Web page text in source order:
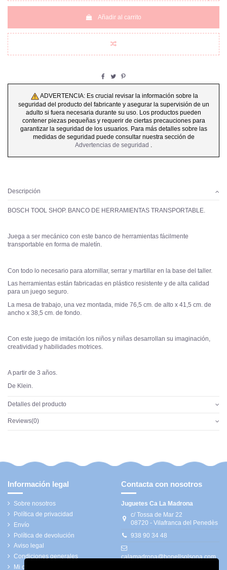
Añadir al carrito
ADVERTENCIA: Es crucial revisar la información sobre la
seguridad del producto del fabricante y asegurar la supervisión de un
adulto si fuera necesaria durante su uso. Los productos pueden
contener piezas pequeñas y requerir de ciertas precauciones para
garantizar la seguridad de los usuarios. Para más detalles sobre las
medidas de seguridad puede consultar nuestra sección de
Advertencias de seguridad .
Descripción
BOSCH TOOL SHOP. BANCO DE HERRAMIENTAS TRANSPORTABLE.
Juega a ser mecánico con este banco de herramientas fácilmente
transportable en forma de maletín.
Con todo lo necesario para atornillar, serrar y martillar en la base del taller.
Las herramientas están fabricadas en plástico resistente y de alta calidad
para un juego seguro.
La mesa de trabajo, una vez montada, mide 76,5 cm. de alto x 41,5 cm. de
ancho x 38,5 cm. de fondo.
Con este juego de imitación los niños y niñas desarrollan su imaginación,
creatividad y habilidades motrices.
A partir de 3 años.
De Klein.
Detalles del producto
Reviews(0)
Información legal
Sobre nosotros
Política de privacidad
Envío
Política de devolución
Aviso legal
Condiciones generales
Mi cuenta
Contacta con nosotros
Juguetes Ca La Madrona
c/ Tossa de Mar 22
08720 - Vilafranca del Penedès
938 90 34 48
calamadrona@bonellsolsona.com